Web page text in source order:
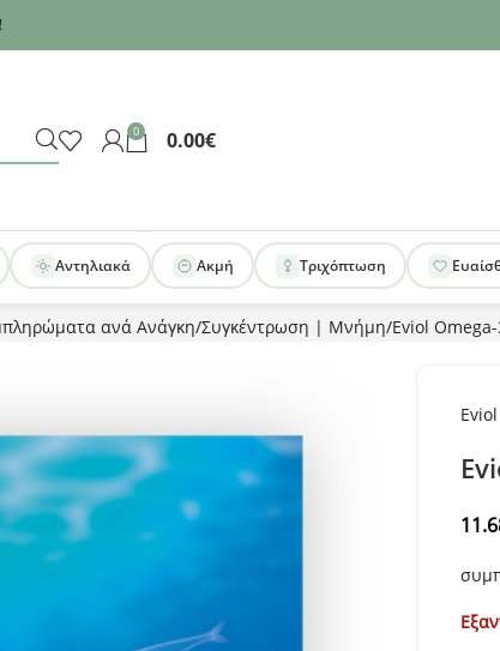
0 0.00€
Αντηλιακά Ακμή Τριχόπτωση
ανά Ανάγκη Συγκέντρωση | Μνήμη Eviol
Eviol